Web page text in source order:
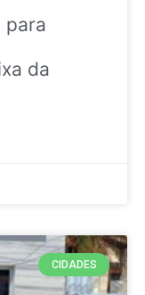
para
da
CIDADES